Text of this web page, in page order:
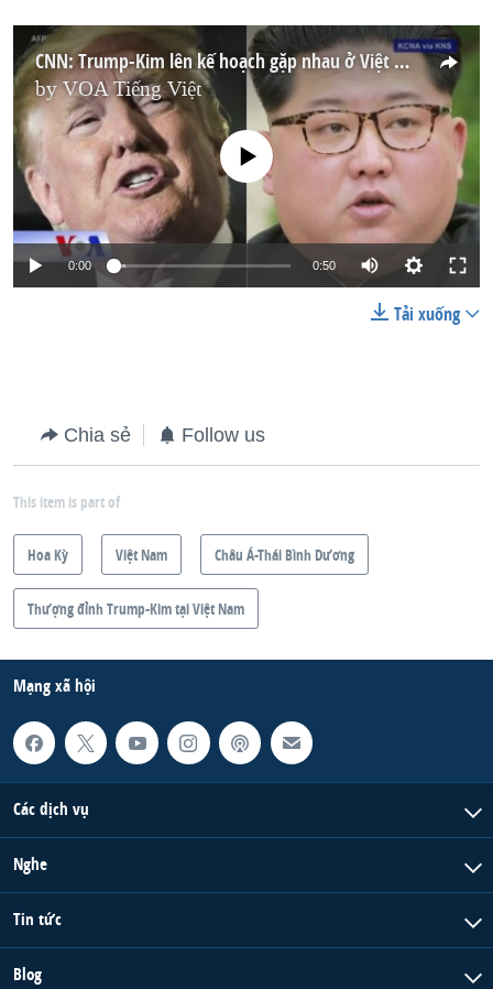
CNN: Trump-Kim lên kế hoạch gặp nhau ở Việt Nam
byVOA Tiếng Việt
No media source currently available
0:00 0:50
Tải xuống
Chia sẻ Follow us
This item is part of
Hoa Kỳ Việt Nam Châu Á-Thái Bình Dương
Thượng đỉnh Trump-Kim tại Việt Nam
Mạng xã hội
Các dịch vụ
Nghe
Tin tức
Blog